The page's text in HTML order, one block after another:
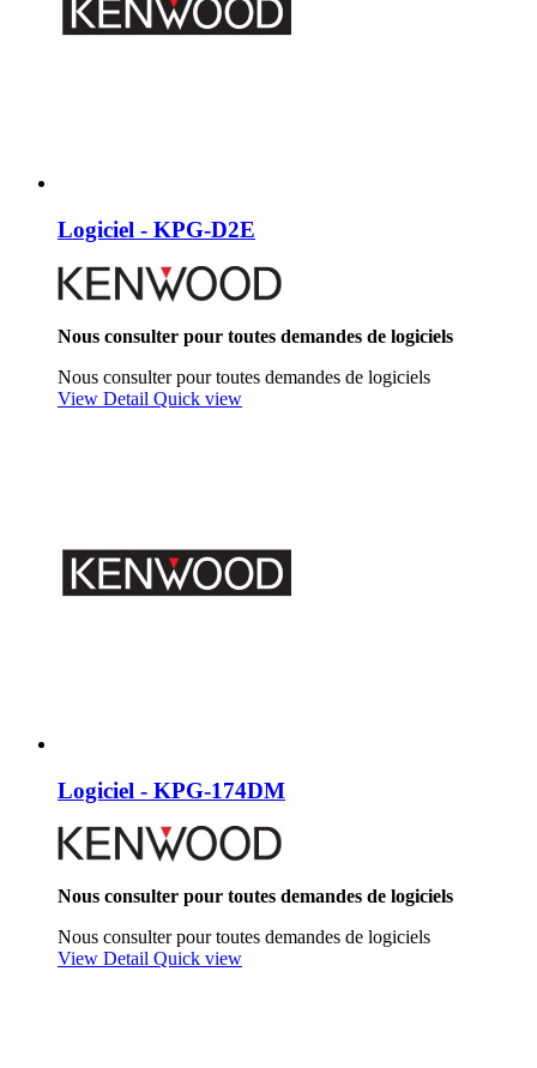
Logiciel - KPG-D2E
Nous consulter pour toutes demandes de logiciels
Nous consulter pour toutes demandes de logiciels
View Detail Quick view
Logiciel - KPG-174DM
Nous consulter pour toutes demandes de logiciels
Nous consulter pour toutes demandes de logiciels
View Detail Quick view